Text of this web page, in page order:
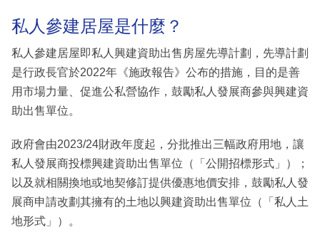
私人參建居屋是什麼？
私人參建居屋即私人興建資助出售房屋先導計劃，先導計劃
是行政長官於2022年《施政報告》公布的措施，目的是善
用市場力量、促進公私營協作，鼓勵私人發展商參與興建資
助出售單位。
政府會由2023/24財政年度起，分批推出三幅政府用地，讓
私人發展商投標興建資助出售單位（「公開招標形式」）；
以及就相關換地或地契修訂提供優惠地價安排，鼓勵私人發
展商申請改劃其擁有的土地以興建資助出售單位（「私人土
地形式」）。